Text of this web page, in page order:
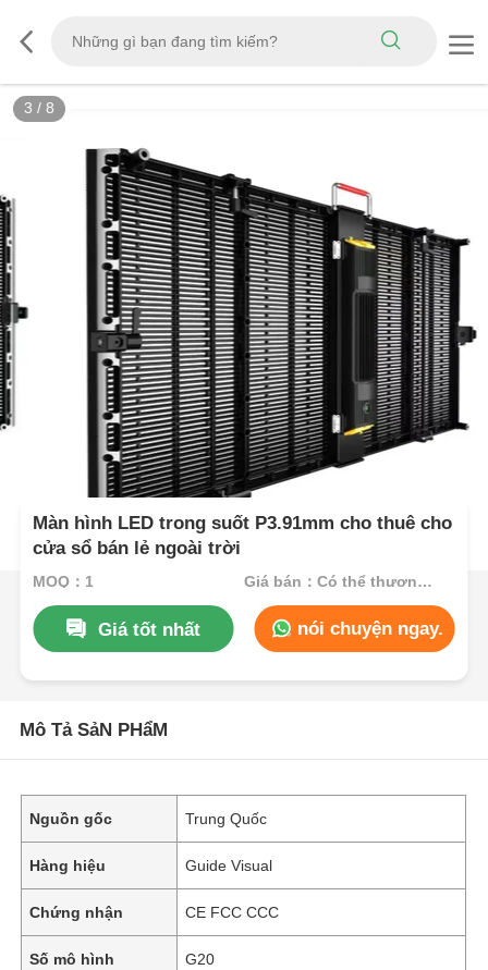
3 / 8
Màn hình LED trong suốt P3.91mm cho thuê cho
cửa sổ bán lẻ ngoài trời
MOQ：1 Giá bán：Có thể thương lượng
Giá tốt nhất nói chuyện ngay.
Mô Tả SảN PHẩM
Nguồn gốc Trung Quốc
Hàng hiệu Guide Visual
Chứng nhận CE FCC CCC
Số mô hình G20